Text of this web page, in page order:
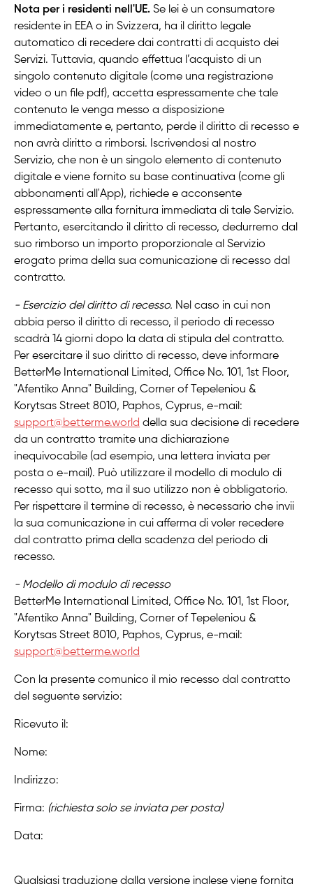
Nota per i residenti nell'UE. Se lei è un consumatore
residente in EEA o in Svizzera, ha il diritto legale
automatico di recedere dai contratti di acquisto dei
Servizi. Tuttavia, quando effettua l’acquisto di un
singolo contenuto digitale (come una registrazione
video o un file pdf), accetta espressamente che tale
contenuto le venga messo a disposizione
immediatamente e, pertanto, perde il diritto di recesso e
non avrà diritto a rimborsi. Iscrivendosi al nostro
Servizio, che non è un singolo elemento di contenuto
digitale e viene fornito su base continuativa (come gli
abbonamenti all'App), richiede e acconsente
espressamente alla fornitura immediata di tale Servizio.
Pertanto, esercitando il diritto di recesso, dedurremo dal
suo rimborso un importo proporzionale al Servizio
erogato prima della sua comunicazione di recesso dal
contratto.
- Esercizio del diritto di recesso. Nel caso in cui non
abbia perso il diritto di recesso, il periodo di recesso
scadrà 14 giorni dopo la data di stipula del contratto.
Per esercitare il suo diritto di recesso, deve informare
BetterMe International Limited, Office No. 101, 1st Floor,
"Afentiko Anna" Building, Corner of Tepeleniou &
Korytsas Street 8010, Paphos, Cyprus, e-mail:
support@betterme.world della sua decisione di recedere
da un contratto tramite una dichiarazione
inequivocabile (ad esempio, una lettera inviata per
posta o e-mail). Può utilizzare il modello di modulo di
recesso qui sotto, ma il suo utilizzo non è obbligatorio.
Per rispettare il termine di recesso, è necessario che invii
la sua comunicazione in cui afferma di voler recedere
dal contratto prima della scadenza del periodo di
recesso.
- Modello di modulo di recesso
BetterMe International Limited, Office No. 101, 1st Floor,
"Afentiko Anna" Building, Corner of Tepeleniou &
Korytsas Street 8010, Paphos, Cyprus, e-mail:
support@betterme.world
Con la presente comunico il mio recesso dal contratto
del seguente servizio:
Ricevuto il:
Nome:
Indirizzo:
Firma: (richiesta solo se inviata per posta)
Data:
Qualsiasi traduzione dalla versione inglese viene fornita